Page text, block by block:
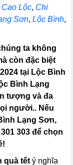
Cao Lộc, Chi
Sơn,Lộc Bình,
ta không
còn đặc biệt
tại Lộc Bình
Bình Lạng
tượng và đa
người.. Nếu
Lạng Sơn,
303 để chọn
quà tếtý nghĩa